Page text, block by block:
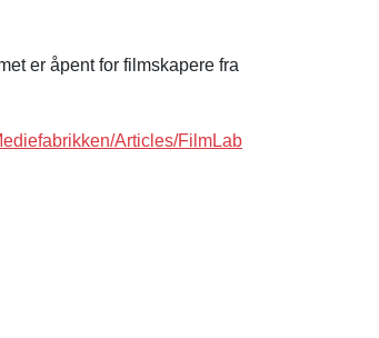
er åpent for filmskapere fra
Articles/FilmLab